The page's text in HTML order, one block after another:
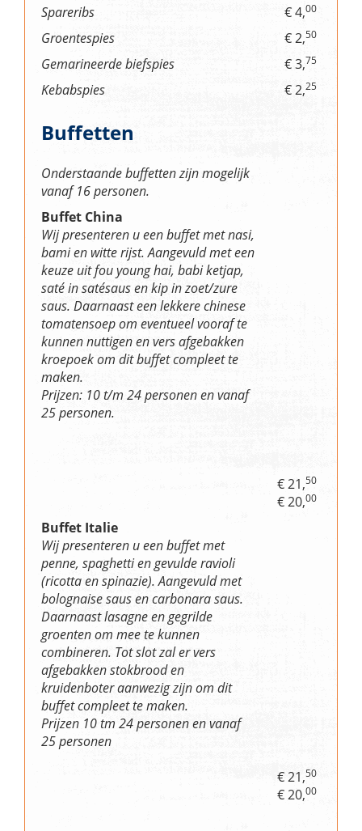
Spareribs € 4,00
Groentespies € 2,50
Gemarineerde biefspies € 3,75
Kebabspies € 2,25
Buffetten
Onderstaande buffetten zijn mogelijk
vanaf 16 personen.
Buffet China
Wij presenteren u een buffet met nasi,
bami en witte rijst. Aangevuld met een
keuze uit fou young hai, babi ketjap,
saté in satésaus en kip in zoet/zure
saus. Daarnaast een lekkere chinese
tomatensoep om eventueel vooraf te
kunnen nuttigen en vers afgebakken
kroepoek om dit buffet compleet te
maken.
Prijzen: 10 t/m 24 personen en vanaf
25 personen.
€ 21,50
€ 20,00
Buffet Italie
Wij presenteren u een buffet met
penne, spaghetti en gevulde ravioli
(ricotta en spinazie). Aangevuld met
bolognaise saus en carbonara saus.
Daarnaast lasagne en gegrilde
groenten om mee te kunnen
combineren. Tot slot zal er vers
afgebakken stokbrood en
kruidenboter aanwezig zijn om dit
buffet compleet te maken.
Prijzen 10 tm 24 personen en vanaf
25 personen
€ 21,50
€ 20,00